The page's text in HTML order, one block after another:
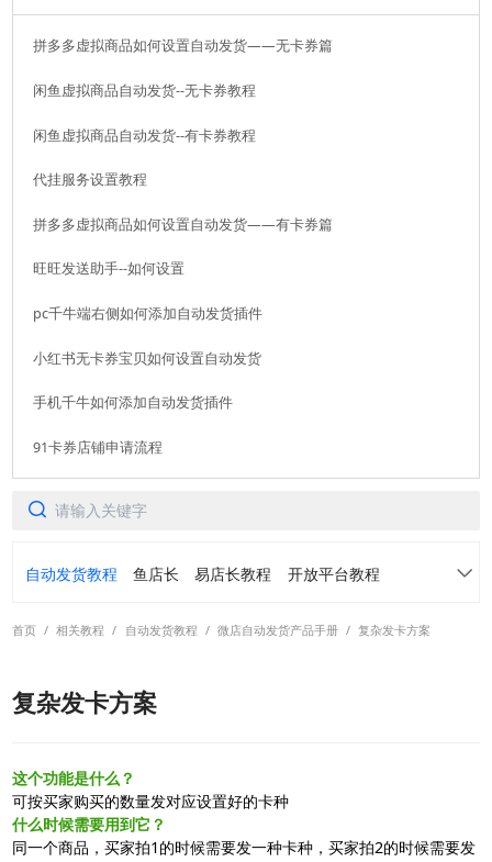
拼多多虚拟商品如何设置自动发货——无卡券篇
闲鱼虚拟商品自动发货--无卡券教程
闲鱼虚拟商品自动发货--有卡券教程
代挂服务设置教程
拼多多虚拟商品如何设置自动发货——有卡券篇
旺旺发送助手--如何设置
pc千牛端右侧如何添加自动发货插件
小红书无卡券宝贝如何设置自动发货
手机千牛如何添加自动发货插件
91卡券店铺申请流程
自动发货教程 鱼店长 易店长教程 开放平台教程
91卡券仓库 转转免费领 常见问题
各平台常用功能案例介绍
转转自动发货产品手册
首页 / 相关教程 / 自动发货教程 / 微店自动发货产品手册 / 复杂发卡方案
复杂发卡方案
这个功能是什么？
可按买家购买的数量发对应设置好的卡种
什么时候需要用到它？
同一个商品，买家拍1的时候需要发一种卡种，买家拍2的时候需要发